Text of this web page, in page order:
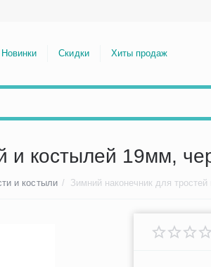
Новинки Скидки Хиты продаж
и костылей 19мм,
и костыли /